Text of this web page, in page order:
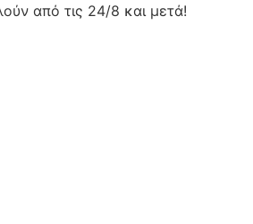
από τις 24/8 και μετά!